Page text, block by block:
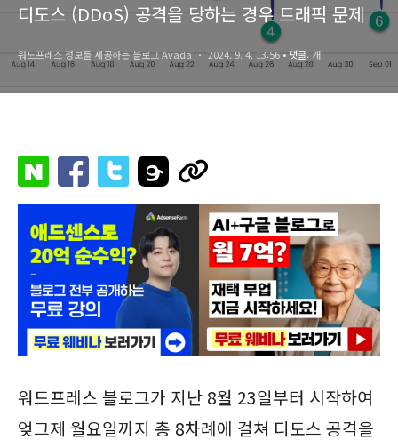
디도스 (DDoS) 공격을 당하는 경우 트래픽 문제
워드프레스 정보를 제공하는 블로그 Avada 2024. 9. 4. 13:56 • 댓글: 개
워드프레스 블로그가 지난 8월 23일부터 시작하여
엊그제 월요일까지 총 8차례에 걸쳐 디도스 공격을